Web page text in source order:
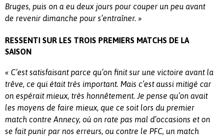
Bruges, puis on a eu deux jours pour couper un peu avant
de revenir dimanche pour s’entraîner. »
RESSENTI SUR LES TROIS PREMIERS MATCHS DE LA
SAISON
« C’est satisfaisant parce qu’on finit sur une victoire avant la
trêve, ce qui était très important. Mais c’est aussi mitigé car
on espérait mieux, très honnêtement. Je pense qu’on avait
les moyens de faire mieux, que ce soit lors du premier
match contre Annecy, où on rate pas mal d’occasions et on
se fait punir par nos erreurs, ou contre le PFC, un match